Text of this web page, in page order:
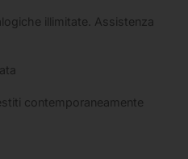
illimitate. Assistenza
contemporaneamente